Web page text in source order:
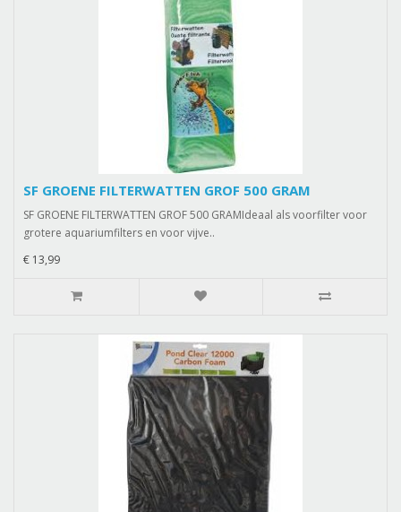
SF GROENE FILTERWATTEN GROF 500 GRAM
SF GROENE FILTERWATTEN GROF 500 GRAMIdeaal als voorfilter voor
grotere aquariumfilters en voor vijve..
€ 13,99